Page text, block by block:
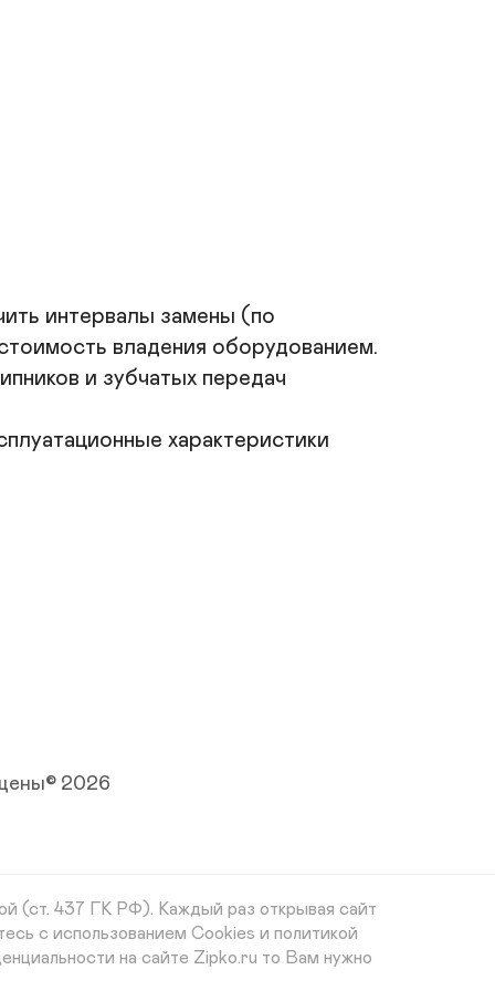
интервалы замены (по
владения оборудованием.
и зубчатых передач
характеристики
2026
(ст. 437 ГК РФ). Каждый раз открывая сайт
с использованием Cookies и политикой
на сайте Zipko.ru то Вам нужно